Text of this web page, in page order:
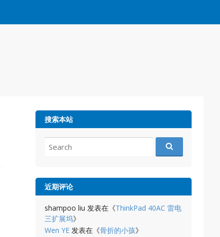
搜索本站
for:
近期评论
shampoo liu 发表在《ThinkPad 40AC 雷电
三扩展坞》
Wen YE发表在《骨折的小孩》